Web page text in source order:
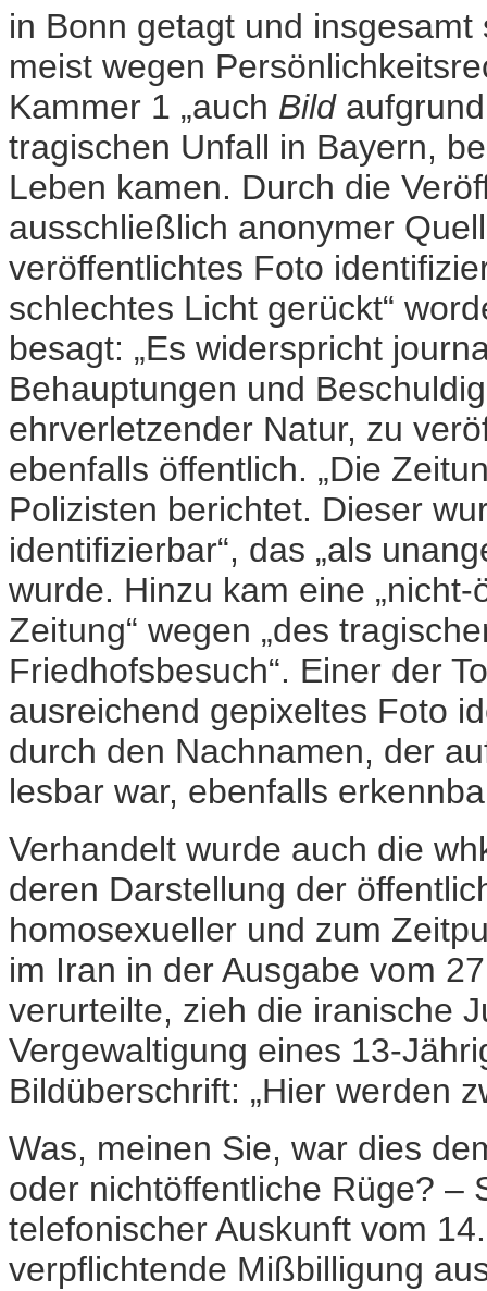
in Bonn getagt und
meist wegen
Kammer 1 „auch Bildaufgrund
tragischen Unfall in Bayern,
Leben kamen. Durch die
ausschließlich anonymer
veröffentlichtes Foto
schlechtes Licht gerückt“
besagt: „Es widerspricht
Behauptungen und
ehrverletzender Natur, zu
ebenfalls öffentlich. „Die
Polizisten berichtet. Dieser
identifizierbar“, das „als
wurde. Hinzu kam eine
Zeitung“ wegen „des
Friedhofsbesuch“. Einer der
ausreichend gepixeltes Foto
durch den Nachnamen, der
lesbar war, ebenfalls
Verhandelt wurde auch die
deren Darstellung der
homosexueller und zum
im Iran in der Ausgabe vom
verurteilte, zieh die iranische
Vergewaltigung eines 13-
Bildüberschrift: „Hier werden
Was, meinen Sie, war dies
oder nichtöffentliche Rüge? –
telefonischer Auskunft vom
verpflichtende Mißbilligung